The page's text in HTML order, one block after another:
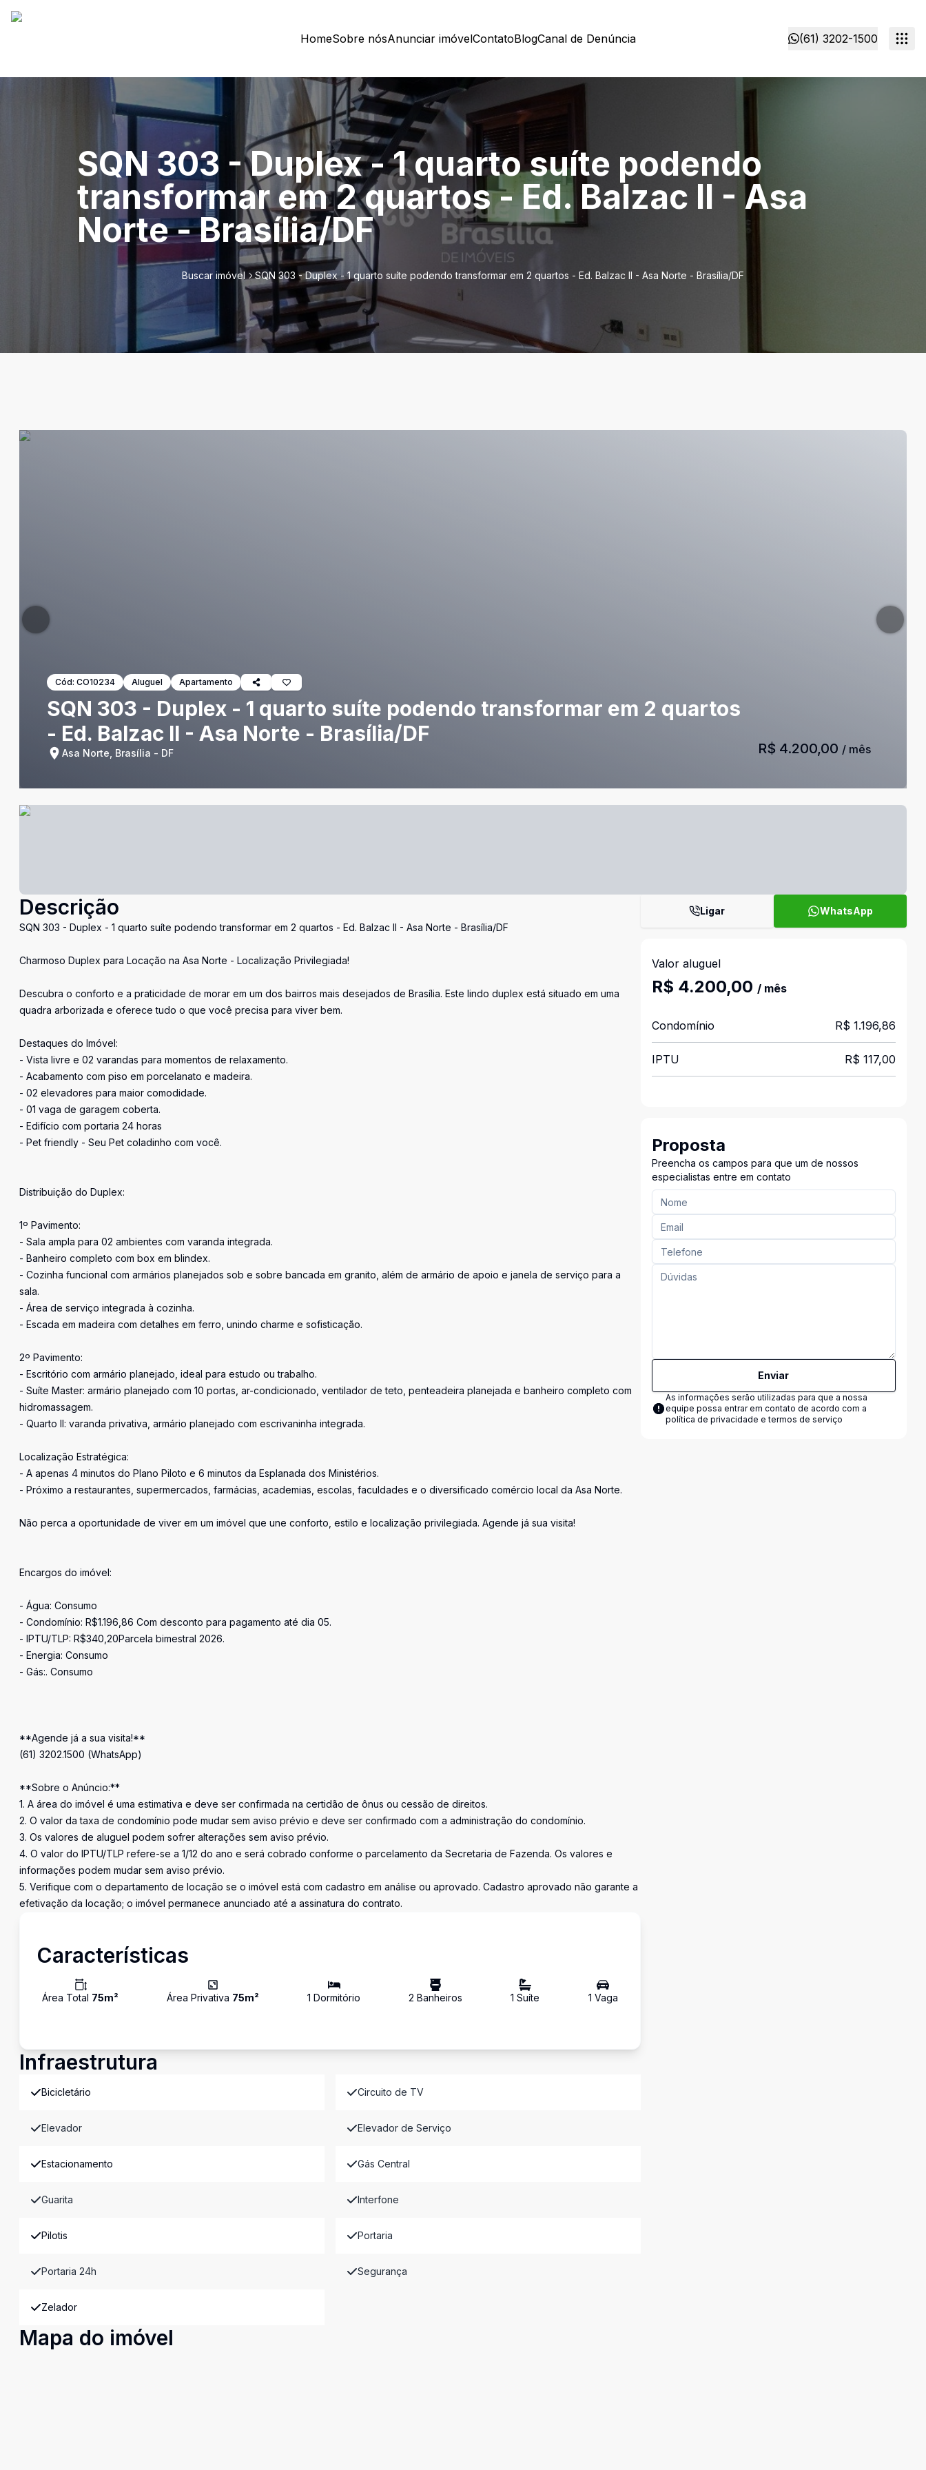
HomeSobre nósAnunciar imóvelContatoBlogCanal de Denúncia (61) 3202-1500
SQN 303 - Duplex - 1 quarto suíte podendo
transformar em 2 quartos - Ed. Balzac II - Asa
Norte - Brasília/DF
Buscar imóvel SQN 303 - Duplex - 1 quarto suíte podendo transformar em 2 quartos - Ed. Balzac II - Asa Norte - Brasília/DF
Cód: CO10234 Aluguel Apartamento
SQN 303 - Duplex - 1 quarto suíte podendo transformar em 2 quartos
- Ed. Balzac II - Asa Norte - Brasília/DF
Asa Norte, Brasília - DF R$ 4.200,00 / mês
Descrição
SQN 303 - Duplex - 1 quarto suíte podendo transformar em 2 quartos - Ed. Balzac II - Asa Norte - Brasília/DF
Charmoso Duplex para Locação na Asa Norte - Localização Privilegiada!
Descubra o conforto e a praticidade de morar em um dos bairros mais desejados de Brasília. Este lindo duplex está situado em uma
quadra arborizada e oferece tudo o que você precisa para viver bem.
Destaques do Imóvel:
- Vista livre e 02 varandas para momentos de relaxamento.
- Acabamento com piso em porcelanato e madeira.
- 02 elevadores para maior comodidade.
- 01 vaga de garagem coberta.
- Edifício com portaria 24 horas
- Pet friendly - Seu Pet coladinho com você.
Distribuição do Duplex:
1º Pavimento:
- Sala ampla para 02 ambientes com varanda integrada.
- Banheiro completo com box em blindex.
- Cozinha funcional com armários planejados sob e sobre bancada em granito, além de armário de apoio e janela de serviço para a
sala.
- Área de serviço integrada à cozinha.
- Escada em madeira com detalhes em ferro, unindo charme e sofisticação.
2º Pavimento:
- Escritório com armário planejado, ideal para estudo ou trabalho.
- Suíte Master: armário planejado com 10 portas, ar-condicionado, ventilador de teto, penteadeira planejada e banheiro completo com
hidromassagem.
- Quarto II: varanda privativa, armário planejado com escrivaninha integrada.
Localização Estratégica:
- A apenas 4 minutos do Plano Piloto e 6 minutos da Esplanada dos Ministérios.
- Próximo a restaurantes, supermercados, farmácias, academias, escolas, faculdades e o diversificado comércio local da Asa Norte.
Não perca a oportunidade de viver em um imóvel que une conforto, estilo e localização privilegiada. Agende já sua visita!
Encargos do imóvel:
- Água: Consumo
- Condomínio: R$1.196,86 Com desconto para pagamento até dia 05.
- IPTU/TLP: R$340,20Parcela bimestral 2026.
- Energia: Consumo
- Gás:. Consumo
**Agende já a sua visita!**
(61) 3202.1500 (WhatsApp)
**Sobre o Anúncio:**
1. A área do imóvel é uma estimativa e deve ser confirmada na certidão de ônus ou cessão de direitos.
2. O valor da taxa de condomínio pode mudar sem aviso prévio e deve ser confirmado com a administração do condomínio.
3. Os valores de aluguel podem sofrer alterações sem aviso prévio.
4. O valor do IPTU/TLP refere-se a 1/12 do ano e será cobrado conforme o parcelamento da Secretaria de Fazenda. Os valores e
informações podem mudar sem aviso prévio.
5. Verifique com o departamento de locação se o imóvel está com cadastro em análise ou aprovado. Cadastro aprovado não garante a
efetivação da locação; o imóvel permanece anunciado até a assinatura do contrato.
Características
Área Total 75m² Área Privativa 75m² 1 Dormitório 2 Banheiros 1 Suíte 1 Vaga
Infraestrutura
Bicicletário Circuito de TV
Elevador Elevador de Serviço
Estacionamento Gás Central
Guarita Interfone
Pilotis Portaria
Portaria 24h Segurança
Zelador
Mapa do imóvel
Ligar WhatsApp
Valor aluguel
R$ 4.200,00 / mês
Condomínio R$ 1.196,86
IPTU R$ 117,00
Proposta
Preencha os campos para que um de nossos
especialistas entre em contato
Enviar
As informações serão utilizadas para que a nossa
equipe possa entrar em contato de acordo com a
política de privacidade e termos de serviço